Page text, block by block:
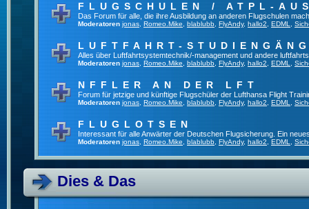
FLUGSCHULEN / ATPL-
Das Forum für alle, die ihre Ausbildung an anderen Flugschulen
Moderatoren jonas Romeo.Mike blablubb FlyAndy, hallo2 EDML
LUFTFAHRT-
Alles über Luftfahrtsystemtechnik/-management und andere
Moderatoren jonas Romeo.Mike blablubb FlyAndy, hallo2 EDML
NFFLER AN DER LFT
Forum für jetzige und künftige Flugschüler der Lufthansa Flight
Moderatoren jonas Romeo.Mike blablubb FlyAndy, hallo2 EDML
FLUGLOTSEN
Interessant für alle Anwärter der Deutschen Flugsicherung. Ein
Moderatoren jonas Romeo.Mike blablubb FlyAndy, hallo2 EDML
Dies & Das